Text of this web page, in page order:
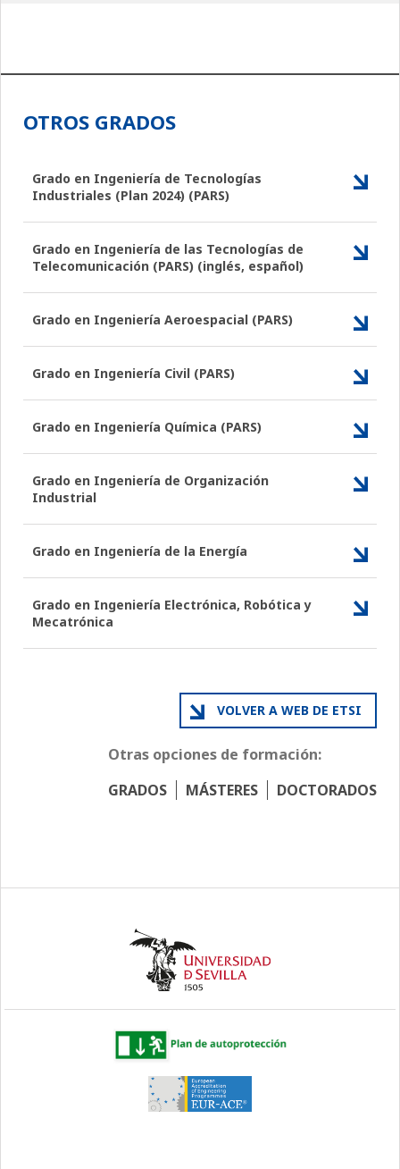
OTROS GRADOS
Grado en Ingeniería de Tecnologías
Industriales (Plan 2024) (PARS)
Grado en Ingeniería de las Tecnologías de
Telecomunicación (PARS) (inglés, español)
Grado en Ingeniería Aeroespacial (PARS)
Grado en Ingeniería Civil (PARS)
Grado en Ingeniería Química (PARS)
Grado en Ingeniería de Organización
Industrial
Grado en Ingeniería de la Energía
Grado en Ingeniería Electrónica, Robótica y
Mecatrónica
VOLVER A WEB DE ETSI
Otras opciones de formación:
GRADOS
MÁSTERES DOCTORADOS